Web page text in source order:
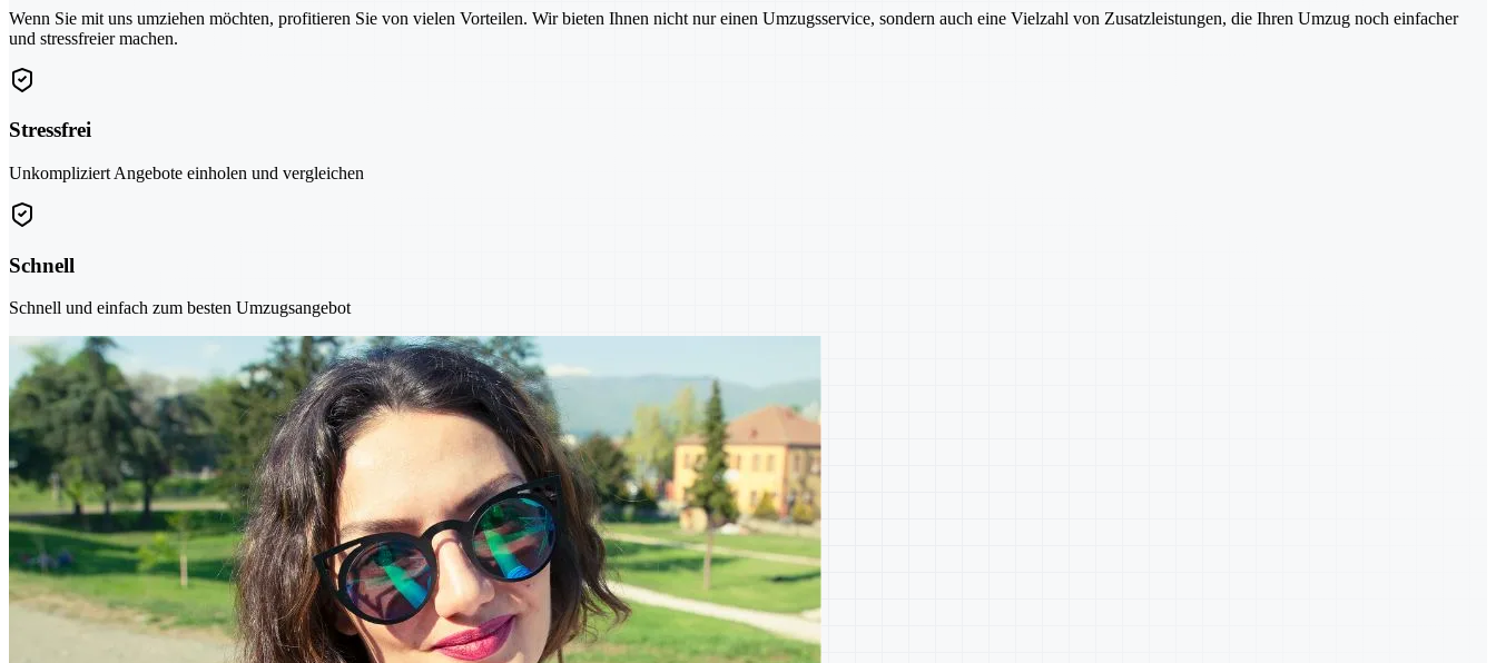
Wenn Sie mit uns umziehen möchten, profitieren Sie von vielen Vorteilen. Wir bieten Ihnen nicht nur einen Umzugsservice, sondern auch eine Vielzahl von Zusatzleistungen, die Ihren Umzug noch einfacher
und stressfreier machen.
Stressfrei
Unkompliziert Angebote einholen und vergleichen
Schnell
Schnell und einfach zum besten Umzugsangebot